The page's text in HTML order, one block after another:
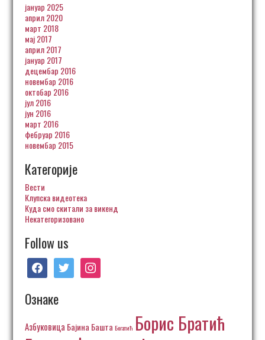
јануар 2025
април 2020
март 2018
мај 2017
април 2017
јануар 2017
децембар 2016
новембар 2016
октобар 2016
јул 2016
јун 2016
март 2016
фебруар 2016
новембар 2015
Категорије
Вести
Клупска видеотека
Куда смо скитали за викенд
Некатегоризовано
Follow us
facebooktwitter instagram
Ознаке
Азбуковица Бајина Башта Богатић Борис Братић